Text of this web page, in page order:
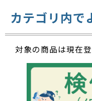
カテゴリ内で
対象の商品は現在